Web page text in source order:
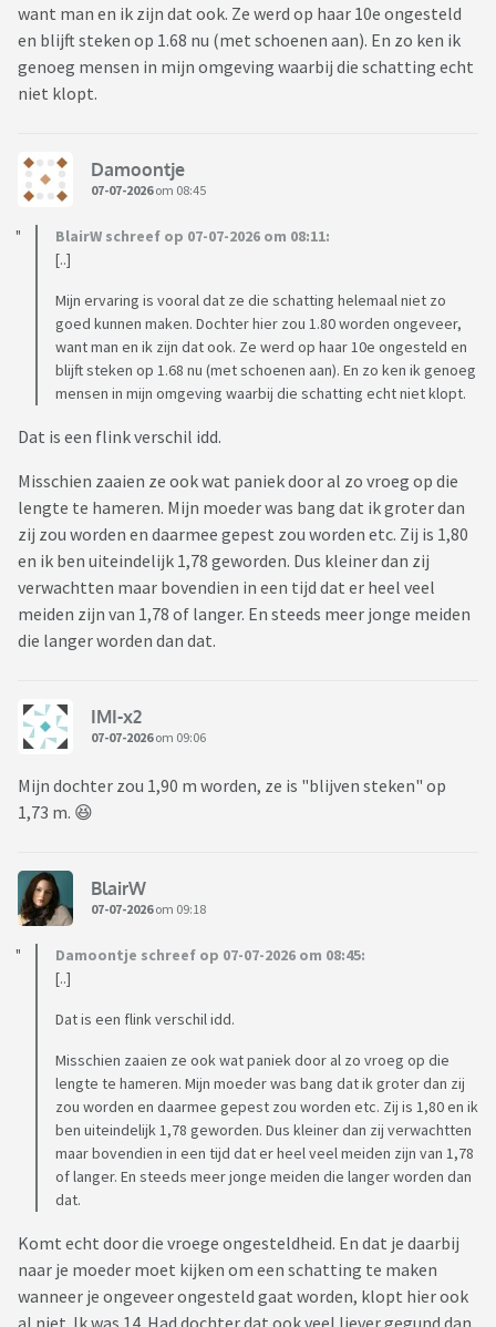
want man en ik zijn dat ook. Ze werd op haar 10e ongesteld
en blijft steken op 1.68 nu (met schoenen aan). En zo ken ik
genoeg mensen in mijn omgeving waarbij die schatting echt
niet klopt.
Damoontje
07-07-2026om 08:45
BlairW schreef op 07-07-2026 om 08:11:
[..]
Mijn ervaring is vooral dat ze die schatting helemaal niet zo
goed kunnen maken. Dochter hier zou 1.80 worden ongeveer,
want man en ik zijn dat ook. Ze werd op haar 10e ongesteld en
blijft steken op 1.68 nu (met schoenen aan). En zo ken ik genoeg
mensen in mijn omgeving waarbij die schatting echt niet klopt.
Dat is een flink verschil idd.
Misschien zaaien ze ook wat paniek door al zo vroeg op die
lengte te hameren. Mijn moeder was bang dat ik groter dan
zij zou worden en daarmee gepest zou worden etc. Zij is 1,80
en ik ben uiteindelijk 1,78 geworden. Dus kleiner dan zij
verwachtten maar bovendien in een tijd dat er heel veel
meiden zijn van 1,78 of langer. En steeds meer jonge meiden
die langer worden dan dat.
IMI-x2
07-07-2026om 09:06
Mijn dochter zou 1,90 m worden, ze is "blijven steken" op
1,73 m. 😆
BlairW
07-07-2026om 09:18
Damoontje schreef op 07-07-2026 om 08:45:
[..]
Dat is een flink verschil idd.
Misschien zaaien ze ook wat paniek door al zo vroeg op die
lengte te hameren. Mijn moeder was bang dat ik groter dan zij
zou worden en daarmee gepest zou worden etc. Zij is 1,80 en ik
ben uiteindelijk 1,78 geworden. Dus kleiner dan zij verwachtten
maar bovendien in een tijd dat er heel veel meiden zijn van 1,78
of langer. En steeds meer jonge meiden die langer worden dan
dat.
Komt echt door die vroege ongesteldheid. En dat je daarbij
naar je moeder moet kijken om een schatting te maken
wanneer je ongeveer ongesteld gaat worden, klopt hier ook